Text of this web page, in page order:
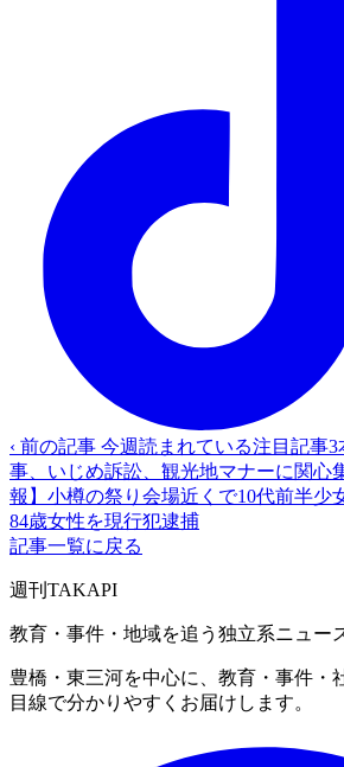
‹ 前の記事 今週読まれている注目記事
事、いじめ訴訟、観光地マナーに関心
報】小樽の祭り会場近くで10代前半
84歳女性を現行犯逮捕
記事一覧に戻る
週刊 TAKAPI
教育・事件・地域を追う独立系ニュー
豊橋・東三河を中心に、教育・事件・
目線で分かりやすくお届けします。